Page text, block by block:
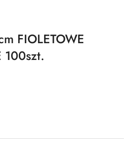
FIOLETOWE
100szt.